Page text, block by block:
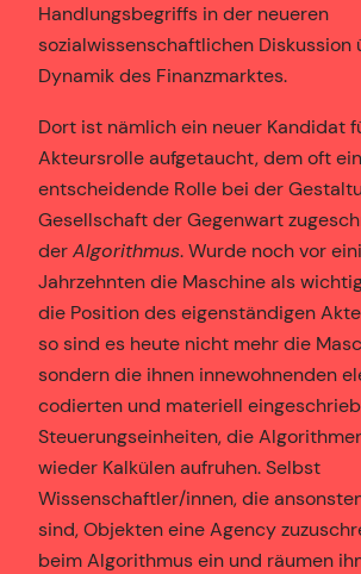
Handlungsbegriffs in der neueren
sozialwissenschaftlichen Diskussion
Dynamik des Finanzmarktes.
Dort ist nämlich ein neuer Kandidat
Akteursrolle aufgetaucht, dem oft
entscheidende Rolle bei der
Gesellschaft der Gegenwart
derAlgorithmus. Wurde noch vor
Jahrzehnten die Maschine als
die Position des eigenständigen
so sind es heute nicht mehr die
sondern die ihnen innewohnenden
codierten und materiell
Steuerungseinheiten, die
wieder Kalkülen aufruhen. Selbst
Wissenschaftler/innen, die
sind, Objekten eine Agency
beim Algorithmus ein und räumen